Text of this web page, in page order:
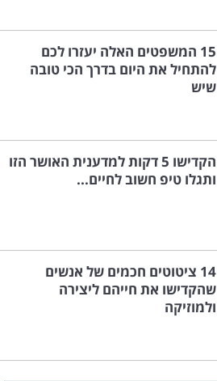
15 המשפטים האלה יעזרו לכם
להתחיל את היום בדרך הכי טובה
שיש
הקדישו 5 דקות למדענית האושר הזו
ותגלו טיפ חשוב לחיים...
14 ציטוטים חכמים של אנשים
שהקדישו את חייהם ליצירה
ולמוזיקה